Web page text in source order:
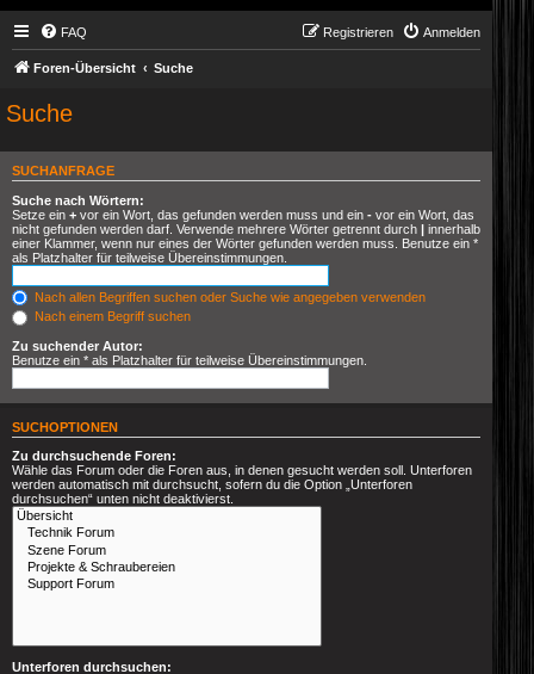
FAQ Anmelden
Registrieren
Foren-Übersicht Suche
Suche
SUCHANFRAGE
Suche nach Wörtern:
Setze ein + vor ein Wort, das gefunden werden muss und ein - vor ein Wort, das
nicht gefunden werden darf. Verwende mehrere Wörter getrennt durch | innerhalb
einer Klammer, wenn nur eines der Wörter gefunden werden muss. Benutze ein *
als Platzhalter für teilweise Übereinstimmungen.
Nach allen Begriffen suchen oder Suche wie angegeben verwenden
Nach einem Begriff suchen
Zu suchender Autor:
Benutze ein * als Platzhalter für teilweise Übereinstimmungen.
SUCHOPTIONEN
Zu durchsuchende Foren:
Wähle das Forum oder die Foren aus, in denen gesucht werden soll. Unterforen
werden automatisch mit durchsucht, sofern du die Option „Unterforen
durchsuchen“ unten nicht deaktivierst.
Unterforen durchsuchen: